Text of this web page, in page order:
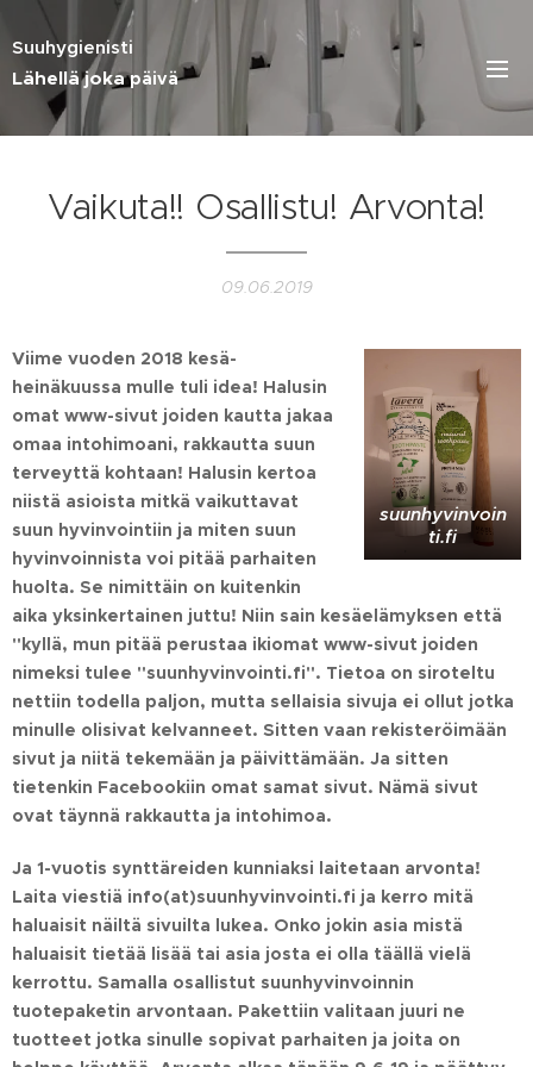
Suuhygienisti
Lähellä jokapäivä
Vaikuta!! Osallistu! Arvonta!
09.06.2019
suunhyvinvoin
ti.fi
Viime vuoden 2018 kesä-
heinäkuussa mulle tuli idea! Halusin
omat www-sivut joiden kautta jakaa
omaa intohimoani, rakkautta suun
terveyttä kohtaan! Halusin kertoa
niistä asioista mitkä vaikuttavat
suun hyvinvointiin ja miten suun
hyvinvoinnista voi pitää parhaiten
huolta. Se nimittäin on kuitenkin
aika yksinkertainen juttu! Niin sain kesäelämyksen että
"kyllä, mun pitää perustaa ikiomat www-sivut joiden
nimeksi tulee "suunhyvinvointi.fi". Tietoa on siroteltu
nettiin todella paljon, mutta sellaisia sivuja ei ollut jotka
minulle olisivat kelvanneet. Sitten vaan rekisteröimään
sivut ja niitä tekemään ja päivittämään. Ja sitten
tietenkin Facebookiin omat samat sivut. Nämä sivut
ovat täynnä rakkautta ja intohimoa.
Ja 1-vuotis synttäreiden kunniaksi laitetaan arvonta!
Laita viestiä info(at)suunhyvinvointi.fi ja kerro mitä
haluaisit näiltä sivuilta lukea. Onko jokin asia mistä
haluaisit tietää lisää tai asia josta ei olla täällä vielä
kerrottu. Samalla osallistut suunhyvinvoinnin
tuotepaketin arvontaan. Pakettiin valitaan juuri ne
tuotteet jotka sinulle sopivat parhaiten ja joita on